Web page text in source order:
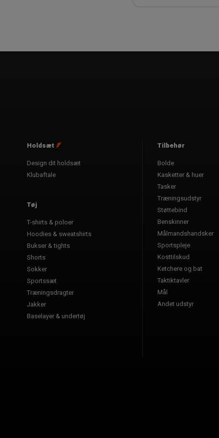
Holdsæt
Design dit holdsæt
Klubaftale
Tøj
T-shirts & poloer
Hoodies & sweatshirts
Bukser & tights
Shorts
Sokker
Sportssæt
Træningsdragter
Jakker
Baselayer & undertøj
Tilbehør
Bolde
Kasketter & huer
Tasker
Træningsudstyr
Støttebind
Benskinner
Målmandshandsker
Sportspleje
Kosttilskud
Ketchere og bat
Taktiktavler
Mål
Andet udstyr